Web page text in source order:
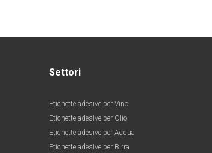
Settori
Etichette adesive per Vino
Etichette adesive per Olio
Etichette adesive per Acqua
Etichette adesive per Birra